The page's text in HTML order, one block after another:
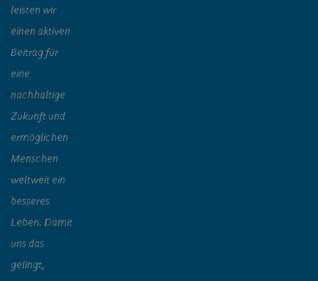
leisten wir
einen aktiven
Beitrag für
eine
nachhaltige
Zukunft und
ermöglichen
Menschen
weltweit ein
besseres
Leben. Damit
uns das
gelingt,